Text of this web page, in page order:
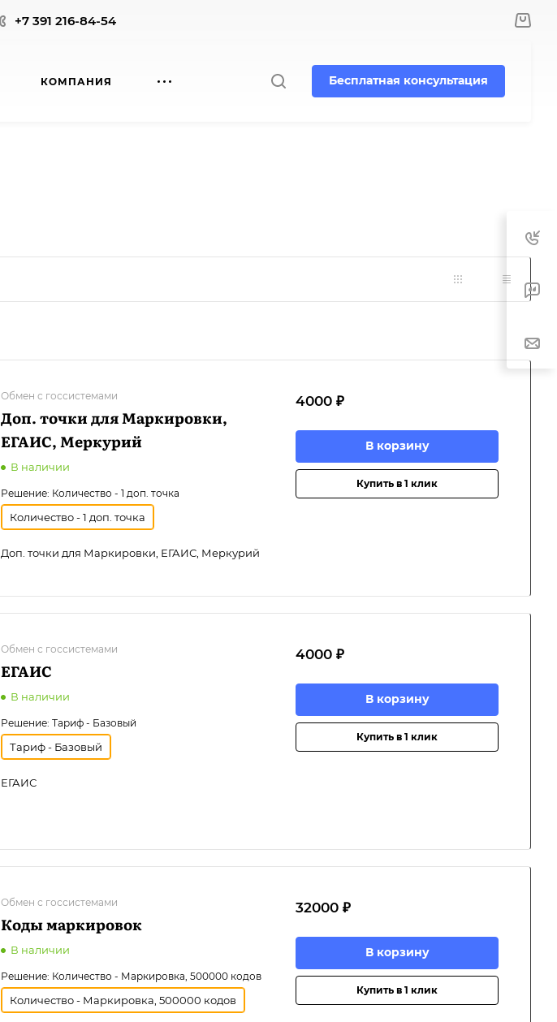
+7 391 216-84-54
КОМПАНИЯ Бесплатная консультация
Обмен с госсистемами
Доп. точки для Маркировки,
ЕГАИС, Меркурий
В наличии
Решение: Количество - 1 доп. точка
Количество - 1 доп. точка
Доп. точки для Маркировки, ЕГАИС, Меркурий
4000 ₽
В корзину
Купить в 1 клик
Обмен с госсистемами
ЕГАИС
В наличии
Решение: Тариф - Базовый
Тариф - Базовый
ЕГАИС
4000 ₽
В корзину
Купить в 1 клик
Обмен с госсистемами
Коды маркировок
В наличии
Решение: Количество - Маркировка, 500000 кодов
Количество - Маркировка, 500000 кодов
32000 ₽
В корзину
Купить в 1 клик